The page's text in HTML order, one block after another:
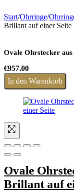
Start/Ohrringe/
Brillant auf einer Seite
Ovale Ohrstecker
€957.00
In den Warenkorb
Ovale
Brillant auf